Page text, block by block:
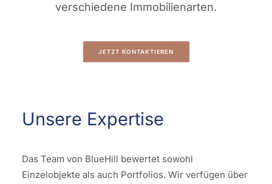
verschiedene Immobilienarten.
JETZT KONTAKTIEREN
Unsere Expertise
Das Team von BlueHill bewertet sowohl
Einzelobjekte als auch Portfolios. Wir verfügen über